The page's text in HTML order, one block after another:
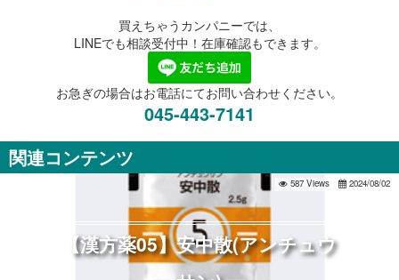
買えちゃうカンパニーでは、
LINEでも相談受付中！在庫確認もできます。
お急ぎの場合はお電話にてお問い合わせください。
045-443-7141
関連コンテンツ
【漢方薬05】安中散(アンチュウ
587 Views 2024/08/02